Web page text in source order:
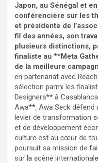
Japon, au Sénégal et
conférencière sur les
et présidente de
fil des années, son
plusieurs distinctions,
finaliste au **Meta
de la meilleure
en partenariat avec
sélection parmi les
Designers** à
Awa**, Awa Seck défend
levier de transformation
et de développement
culture est au cœur de
poursuit sa mission de
sur la scène